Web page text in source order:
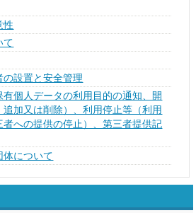
性
て
設置と安全管理
個人データの利用目的の通知、開
加又は削除）、利用停止等（利用
への提供の停止）、第三者提供記
体について